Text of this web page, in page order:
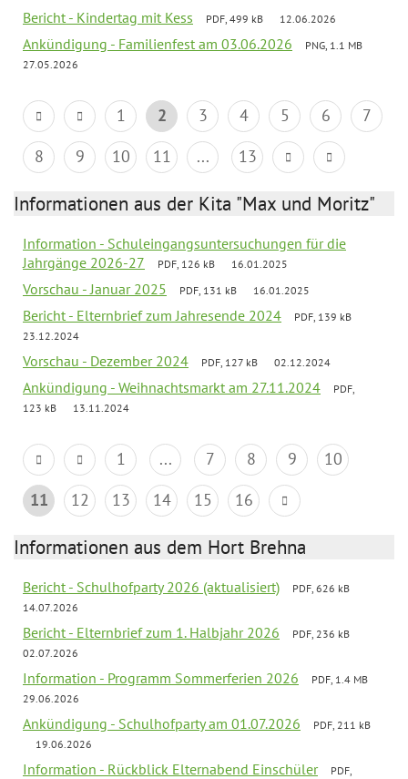
Bericht - Kindertag mit Kess PDF, 499 kB 12.06.2026
Ankündigung - Familienfest am 03.06.2026
PNG, 1.1 MB
27.05.2026
1 2 3 4 5 6
7
8
9 10 11 ... 13
Informationen aus der Kita "Max und Moritz"
Information - Schuleingangsuntersuchungen für die
Jahrgänge 2026-27
PDF, 126 kB 16.01.2025
Vorschau - Januar 2025 PDF, 131 kB 16.01.2025
Bericht - Elternbrief zum Jahresende 2024
PDF, 139 kB
23.12.2024
Vorschau - Dezember 2024 PDF, 127 kB 02.12.2024
Ankündigung - Weihnachtsmarkt am 27.11.2024
PDF,
123 kB
13.11.2024
1 ... 7 8 9
10
11
12 13 14 15 16
Informationen aus dem Hort Brehna
Bericht - Schulhofparty 2026 (aktualisiert)
PDF, 626 kB
14.07.2026
Bericht - Elternbrief zum 1. Halbjahr 2026
PDF, 236 kB
02.07.2026
Information - Programm Sommerferien 2026
PDF, 1.4 MB
29.06.2026
Ankündigung - Schulhofparty am 01.07.2026
PDF, 211 kB
19.06.2026
Information - Rückblick Elternabend Einschüler
PDF,